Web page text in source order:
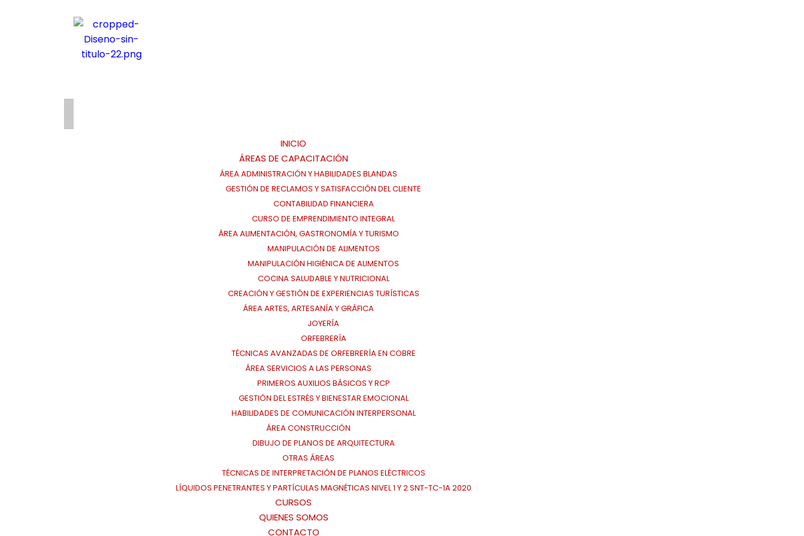
INICIO
ÁREAS DE CAPACITACIÓN
ÁREA ADMINISTRACIÓN Y HABILIDADES BLANDAS
GESTIÓN DE RECLAMOS Y SATISFACCIÓN DEL CLIENTE
CONTABILIDAD FINANCIERA
CURSO DE EMPRENDIMIENTO INTEGRAL
ÁREA ALIMENTACIÓN, GASTRONOMÍA Y TURISMO
MANIPULACIÓN DE ALIMENTOS
MANIPULACIÓN HIGIÉNICA DE ALIMENTOS
COCINA SALUDABLE Y NUTRICIONAL
CREACIÓN Y GESTIÓN DE EXPERIENCIAS TURÍSTICAS
ÁREA ARTES, ARTESANÍA Y GRÁFICA
JOYERÍA
ORFEBRERÍA
TÉCNICAS AVANZADAS DE ORFEBRERÍA EN COBRE
ÁREA SERVICIOS A LAS PERSONAS
PRIMEROS AUXILIOS BÁSICOS Y RCP
GESTIÓN DEL ESTRÉS Y BIENESTAR EMOCIONAL
HABILIDADES DE COMUNICACIÓN INTERPERSONAL
ÁREA CONSTRUCCIÓN
DIBUJO DE PLANOS DE ARQUITECTURA
OTRAS ÁREAS
TÉCNICAS DE INTERPRETACIÓN DE PLANOS ELÉCTRICOS
LÍQUIDOS PENETRANTES Y PARTÍCULAS MAGNÉTICAS NIVEL 1 Y 2 SNT-TC-1A 2020
CURSOS
QUIENES SOMOS
CONTACTO